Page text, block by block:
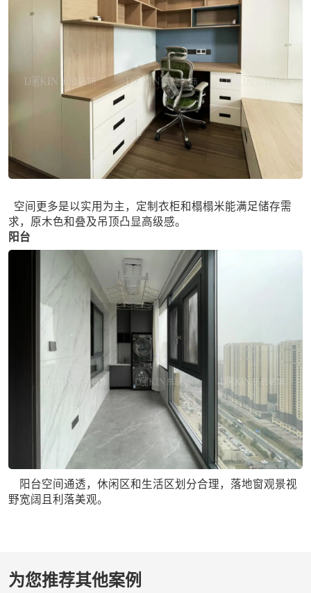
空间更多是以实用为主，定制衣柜和榻榻米能满足储存需
求，原木色和叠及吊顶凸显高级感。
阳台
阳台空间通透，休闲区和生活区划分合理，落地窗观景视
野宽阔且利落美观。
为您推荐其他案例